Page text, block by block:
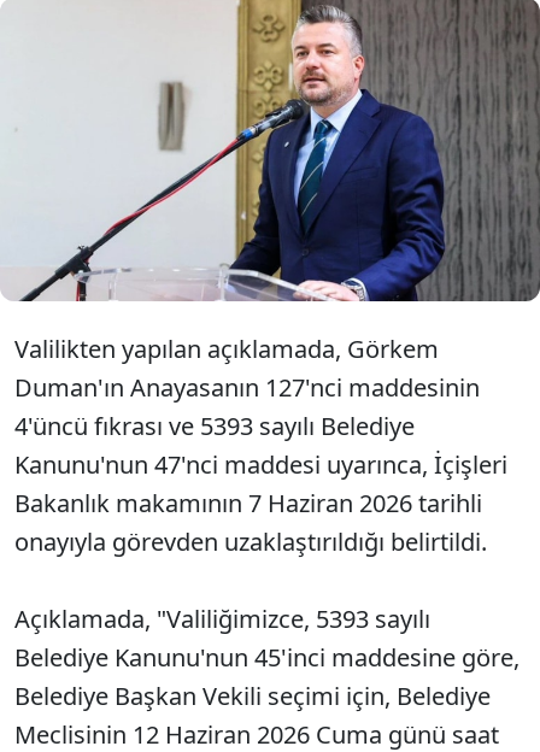
İzmir Valiliği, tutuklanmasının ardından İçişleri
Bakanlığınca görevden uzaklaştırılan Buca
Belediye Başkanı Görkem Duman'ın yerine 12
Haziran'da olağanüstü meclis toplantısıyla
belediye başkan vekilinin seçileceğini bildirdi.
Valilikten yapılan açıklamada, Görkem
Duman'ın Anayasanın 127'nci maddesinin
4'üncü fıkrası ve 5393 sayılı Belediye
Kanunu'nun 47'nci maddesi uyarınca, İçişleri
Bakanlık makamının 7 Haziran 2026 tarihli
onayıyla görevden uzaklaştırıldığı belirtildi.
Açıklamada, "Valiliğimizce, 5393 sayılı
Belediye Kanunu'nun 45'inci maddesine göre,
Belediye Başkan Vekili seçimi için, Belediye
Meclisinin 12 Haziran 2026 Cuma günü saat